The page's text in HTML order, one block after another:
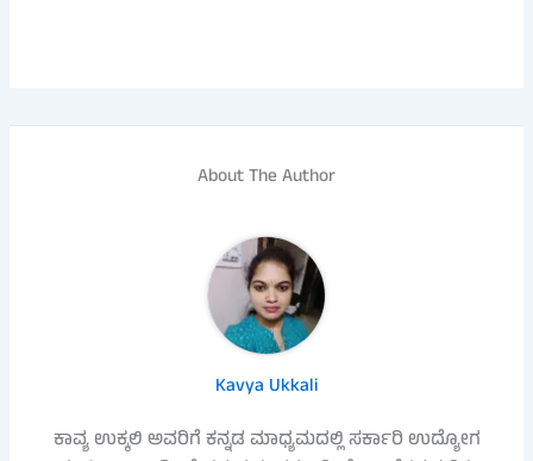
About The Author
Kavya Ukkali
ಕಾವ್ಯ ಉಕ್ಕಲಿ ಅವರಿಗೆ ಕನ್ನಡ ಮಾಧ್ಯಮದಲ್ಲಿ ಸರ್ಕಾರಿ ಉದ್ಯೋಗ